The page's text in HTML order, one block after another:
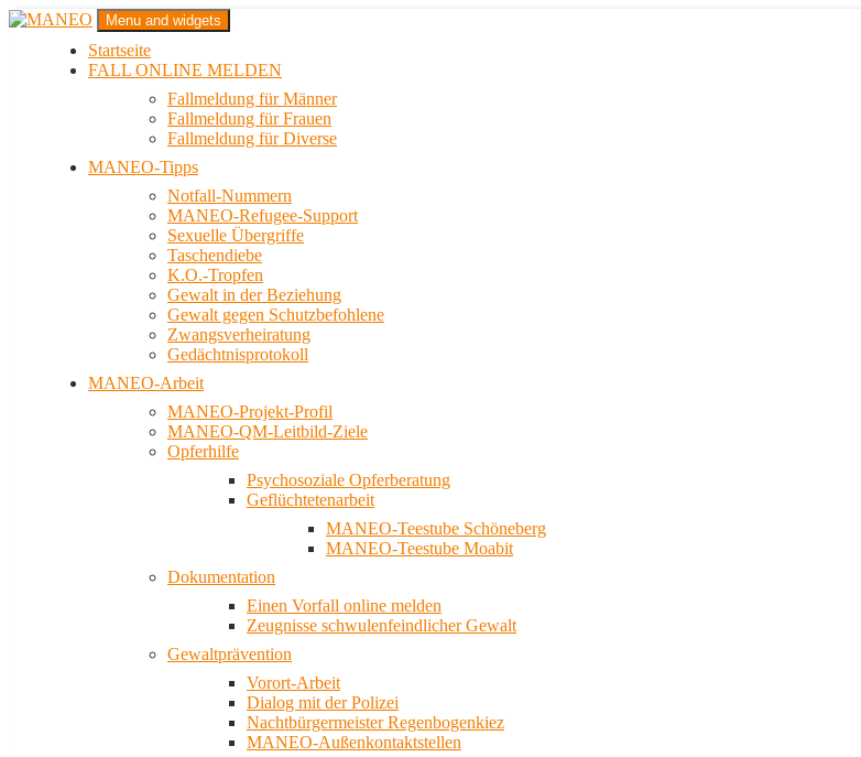
Zum
MANEO
Das schwule Anti-Gewalt-Projekt in Berlin
Menu and widgets
Startseite
FALL ONLINE MELDEN
Fallmeldung für Männer
Fallmeldung für Frauen
Fallmeldung für Diverse
MANEO-Tipps
Notfall-Nummern
MANEO-Refugee-Support
Sexuelle Übergriffe
Taschendiebe
K.O.-Tropfen
Gewalt in der Beziehung
Gewalt gegen Schutzbefohlene
Zwangsverheiratung
Gedächtnisprotokoll
MANEO-Arbeit
MANEO-Projekt-Profil
MANEO-QM-Leitbild-Ziele
Opferhilfe
Psychosoziale Opferberatung
Geflüchtetenarbeit
MANEO-Teestube Schöneberg
MANEO-Teestube Moabit
Dokumentation
Einen Vorfall online melden
Zeugnisse schwulenfeindlicher Gewalt
Gewaltprävention
Vorort-Arbeit
Dialog mit der Polizei
Nachtbürgermeister Regenbogenkiez
MANEO-Außenkontaktstellen